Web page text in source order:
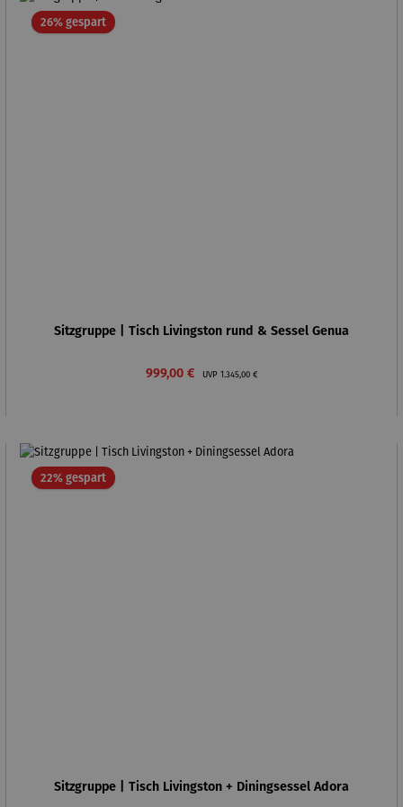
26% gespartRabatt
Sitzgruppe | Tisch Livingston rund & Sessel Genua
Verkaufspreis:
999,00 € UVP Regulärer Preis:
1.345,00 €
22% gespartRabatt
Sitzgruppe | Tisch Livingston + Diningsessel Adora